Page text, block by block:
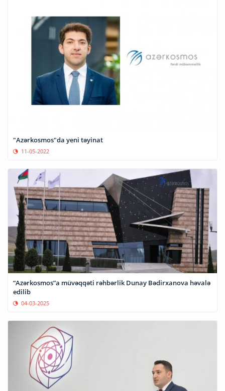
"Azərkosmos"da yeni təyinat
11-05-2022
“Azərkosmos”a müvəqqəti rəhbərlik Dunay Bədirxanova həvalə
edilib
04-03-2025